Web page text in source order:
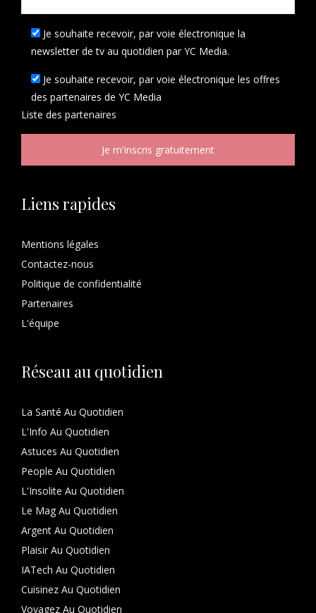
Je souhaite recevoir, par voie électronique la
newsletter de tv au quotidien par YC Media.
Je souhaite recevoir, par voie électronique les offres
des partenaires de YC Media
Liste des partenaires
Liens rapides
Mentions légales
Contactez-nous
Politique de confidentialité
Partenaires
L'équipe
Réseau au quotidien
La Santé Au Quotidien
L'Info Au Quotidien
Astuces Au Quotidien
People Au Quotidien
L'Insolite Au Quotidien
Le Mag Au Quotidien
Argent Au Quotidien
Plaisir Au Quotidien
IATech Au Quotidien
Cuisinez Au Quotidien
Voyagez Au Quotidien